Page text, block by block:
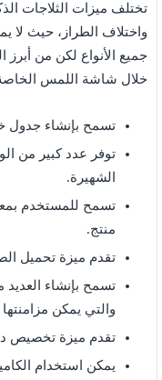
تختلف ميزات الثلاجات
واختلاف الطراز، حيث لا
جميع الأنواع لكن من أبرز
خلال شاشة اللمس الخاصة
تسمح بإنشاء جدول
توفر عدد كبير من
الشهيرة.
تسمح للمستخدم
منتج.
تقدم ميزة تحميل
تسمح بإنشاء العديد
والتي يمكن
تقدم ميزة تخصيص
يمكن استخدام